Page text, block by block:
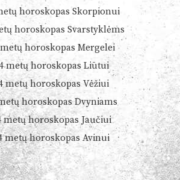
horoskopas Skorpionui
horoskopas Svarstyklėms
metų horoskopas Mergelei
metų horoskopas Liūtui
metų horoskopas Vėžiui
horoskopas Dvyniams
metų horoskopas Jaučiui
metų horoskopas Avinui